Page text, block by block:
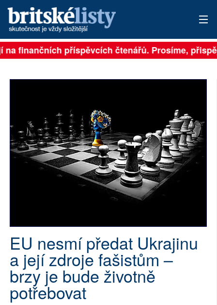
PŘIHLÁSIT
ROZHOVORY
TÉMATA
NEJČTENĚJŠÍ ZA 7 DNÍ
SOCIÁLNÍ SÍTĚ
RUBRIKY
PLNÁ VERZE STRÁNEK
finančních příspěvcích čtenářů. Prosíme,
EU nesmí předat Ukrajinu
a její zdroje fašistům –
brzy je bude životně
potřebovat